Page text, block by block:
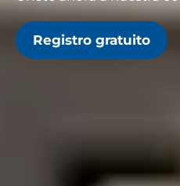
Registro gratuito